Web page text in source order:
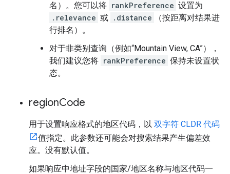
名）。您可以将 rankPreference 设置为
.relevance 或 .distance
（按距离对结果进
行排名）。
对于非类别查询（例如“Mountain View, CA”），
我们建议您将 rankPreference 保持未设置状
态。
regionCode
用于设置响应格式的地区代码，以 双字符 CLDR 代码
值指定。此参数还可能会对搜索结果产生偏差效
应。没有默认值。
如果响应中地址字段的国家/地区名称与地区代码一